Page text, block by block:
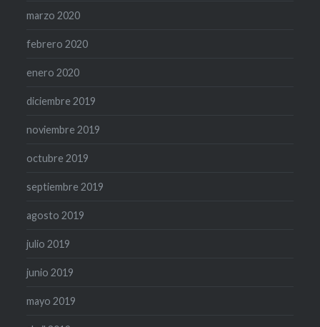
marzo 2020
febrero 2020
enero 2020
diciembre 2019
noviembre 2019
octubre 2019
septiembre 2019
agosto 2019
julio 2019
junio 2019
mayo 2019